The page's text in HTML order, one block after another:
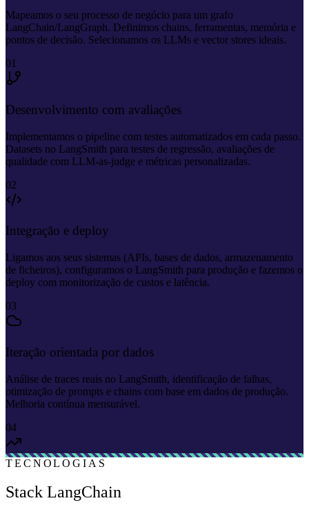
Mapeamos o seu processo de negócio para um grafo
LangChain/LangGraph. Definimos chains, ferramentas, memória e
pontos de decisão. Selecionamos os LLMs e vector stores ideais.
01
Desenvolvimento com avaliações
Implementamos o pipeline com testes automatizados em cada passo.
Datasets no LangSmith para testes de regressão, avaliações de
qualidade com LLM-as-judge e métricas personalizadas.
02
Integração e deploy
Ligamos aos seus sistemas (APIs, bases de dados, armazenamento
de ficheiros), configuramos o LangSmith para produção e fazemos o
deploy com monitorização de custos e latência.
03
Iteração orientada por dados
Análise de traces reais no LangSmith, identificação de falhas,
otimização de prompts e chains com base em dados de produção.
Melhoria contínua mensurável.
04
TECNOLOGIAS
Stack LangChain